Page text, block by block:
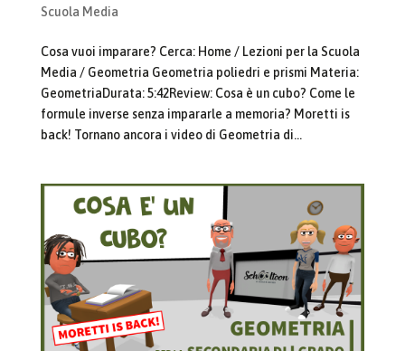
Scuola Media
Cosa vuoi imparare? Cerca: Home / Lezioni per la Scuola
Media / Geometria Geometria poliedri e prismi Materia:
GeometriaDurata: 5:42Review: Cosa è un cubo? Come le
formule inverse senza impararle a memoria? Moretti is
back! Tornano ancora i video di Geometria di...